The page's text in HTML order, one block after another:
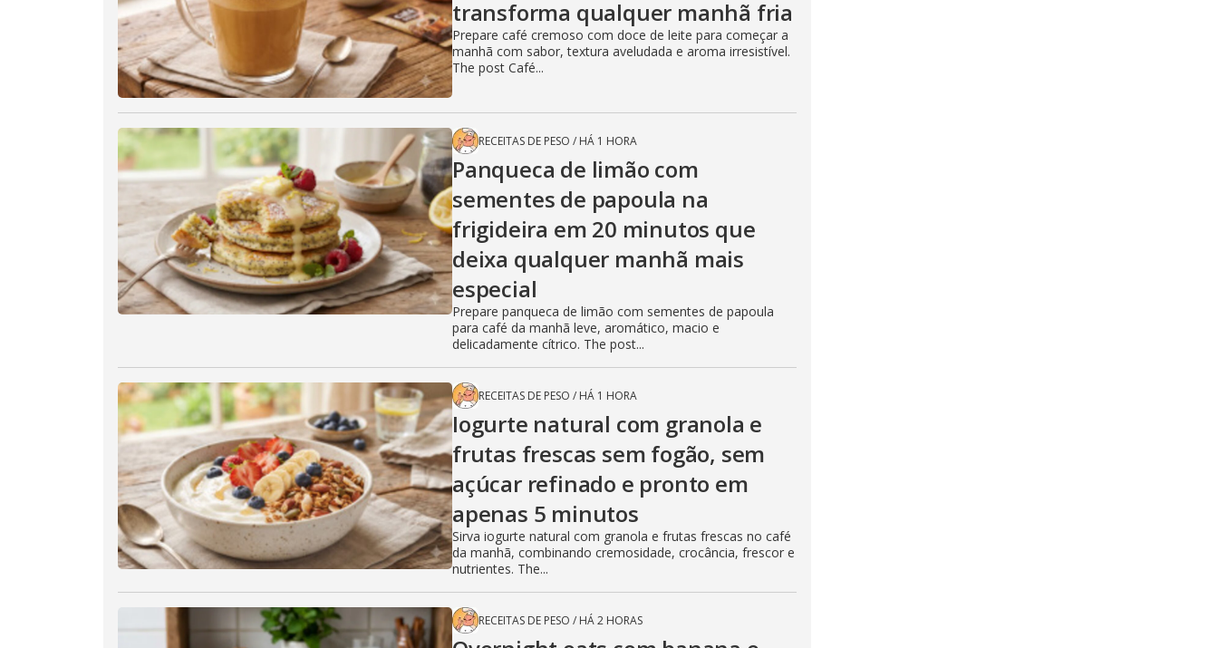
transforma qualquer manhã fria
Prepare café cremoso com doce de leite para começar a
manhã com sabor, textura aveludada e aroma irresistível.
The post Café...
RECEITAS DE PESO / HÁ 1 HORA
Panqueca de limão com
sementes de papoula na
frigideira em 20 minutos que
deixa qualquer manhã mais
especial
Prepare panqueca de limão com sementes de papoula
para café da manhã leve, aromático, macio e
delicadamente cítrico. The post...
RECEITAS DE PESO / HÁ 1 HORA
Iogurte natural com granola e
frutas frescas sem fogão, sem
açúcar refinado e pronto em
apenas 5 minutos
Sirva iogurte natural com granola e frutas frescas no café
da manhã, combinando cremosidade, crocância, frescor e
nutrientes. The...
RECEITAS DE PESO / HÁ 2 HORAS